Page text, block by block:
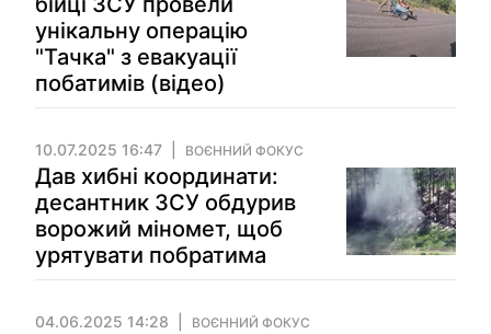
унікальну операцію
"Тачка" з евакуації
побатимів (відео)
10.07.2025 16:47 ВОЄННИЙ ФОКУС
Дав хибні координати:
десантник ЗСУ обдурив
ворожий міномет, щоб
урятувати побратима
04.06.2025 14:28 ВОЄННИЙ ФОКУС